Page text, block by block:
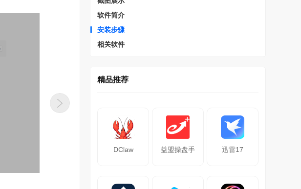
软件简介
安装步骤
相关软件
精品推荐
DClaw 益盟操盘手 迅雷17